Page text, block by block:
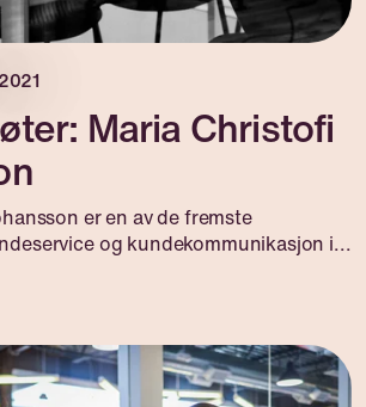
Maria Christofi
er en av de fremste
og kundekommunikasjon i...